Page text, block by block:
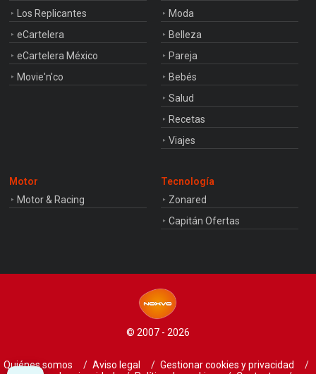
Los Replicantes
eCartelera
eCartelera México
Movie'n'co
Moda
Belleza
Pareja
Bebés
Salud
Recetas
Viajes
Motor
Motor & Racing
Tecnología
Zonared
Capitán Ofertas
© 2007 - 2026
Quiénes somos Aviso legal
Gestionar cookies y privacidad